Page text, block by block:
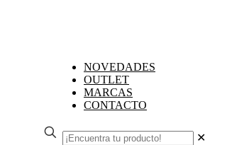
NOVEDADES
OUTLET
MARCAS
CONTACTO
✕